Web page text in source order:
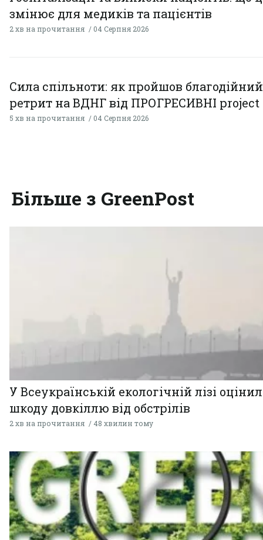
змінює для медиків та пацієнтів
2 хв на прочитання 04 Серпня 2026
Сила спільноти: як пройшов благодійний
ретрит на ВДНГ від ПРОГРЕСИВНІ project
5 хв на прочитання 04 Серпня 2026
Більше з GreenPost
У Всеукраїнській екологічній лізі
шкоду довкіллю від обстрілів
2 хв на прочитання 48 хвилин тому